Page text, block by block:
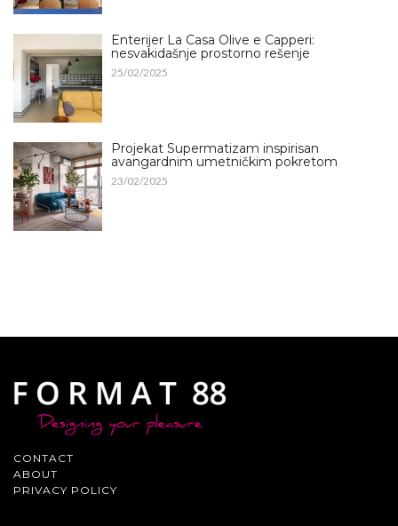
Enterijer La Casa Olive e Capperi:
nesvakidašnje prostorno rešenje
25/02/2025
Projekat Supermatizam inspirisan
avangardnim umetničkim pokretom
23/02/2025
CONTACT
ABOUT
PRIVACY POLICY